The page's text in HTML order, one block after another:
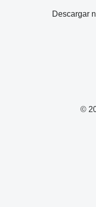
©
Descargar